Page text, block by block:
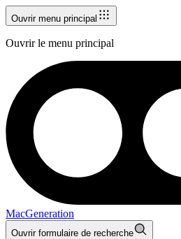
Ouvrir menu principal
Ouvrir le menu principal
MacGeneration
Ouvrir formulaire de recherche